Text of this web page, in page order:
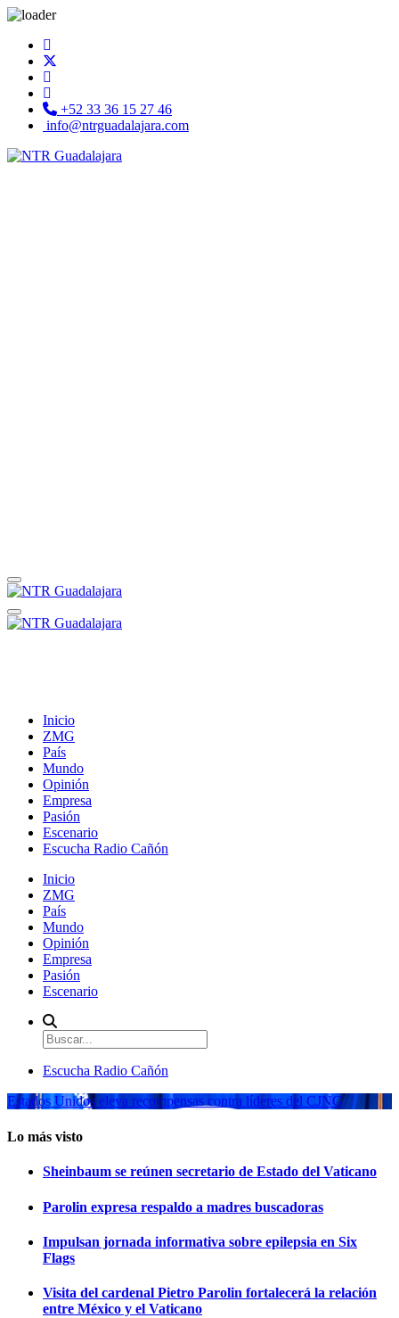
+52 33 36 15 27 46
info@ntrguadalajara.com
Inicio
ZMG
País
Mundo
Opinión
Empresa
Pasión
Escenario
Escucha Radio Cañón
Inicio
ZMG
País
Mundo
Opinión
Empresa
Pasión
Escenario
Escucha Radio Cañón
Estados Unidos eleva recompensas contra líderes del CJNG
Lo más visto
Sheinbaum se reúnen secretario de Estado del Vaticano
Parolin expresa respaldo a madres buscadoras
Impulsan jornada informativa sobre epilepsia en Six
Flags
Visita del cardenal Pietro Parolin fortalecerá la relación
entre México y el Vaticano